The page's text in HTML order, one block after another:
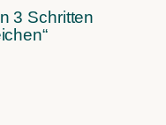
3 Schritten